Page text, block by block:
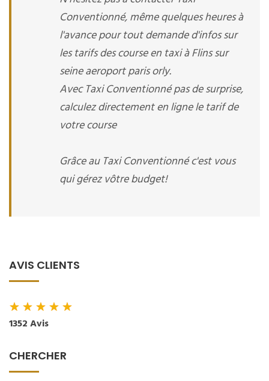
Conventionné, même quelques heures à
l'avance pour tout demande d'infos sur
les tarifs des course en taxi à Flins sur
seine aeroport paris orly.
Avec Taxi Conventionné pas de surprise,
calculez directement en ligne le tarif de
votre course
Grâce au Taxi Conventionné c'est vous
qui gérez vôtre budget!
AVIS CLIENTS
★★★★★
1352 Avis
CHERCHER